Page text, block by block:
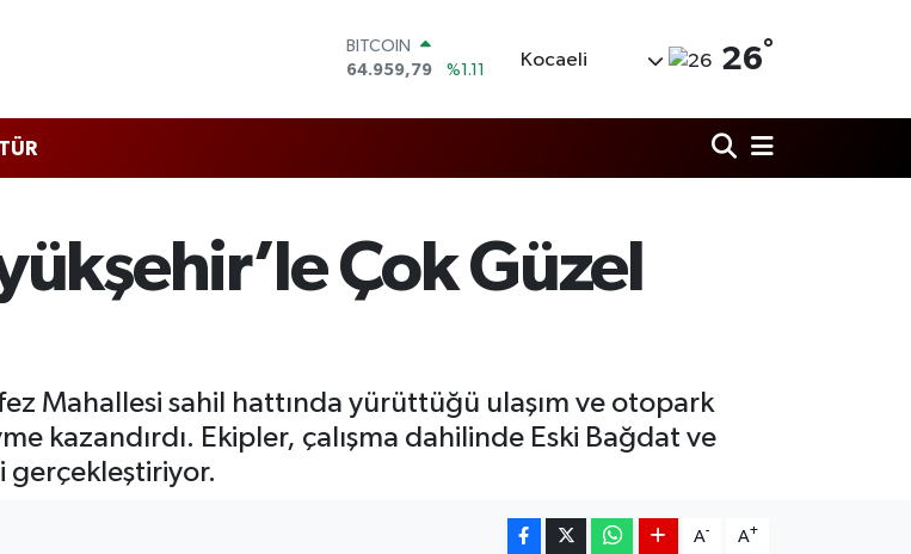
64.959,79
DOLAR
EURO
6660.55
%0.03
BİST100
13.779
%-14
Kocaeli 26°
Çok Güzel
Mahallesi sahil hattında yürüttüğü ulaşım ve otopark
kazandırdı. Ekipler, çalışma dahilinde Eski Bağdat ve
gerçekleştiriyor.
A- A+